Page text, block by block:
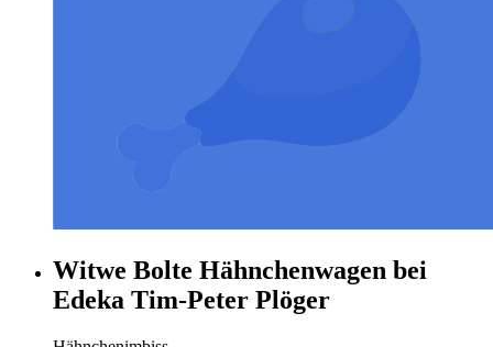
Witwe Bolte Hähnchenwagen bei
Edeka Tim-Peter Plöger